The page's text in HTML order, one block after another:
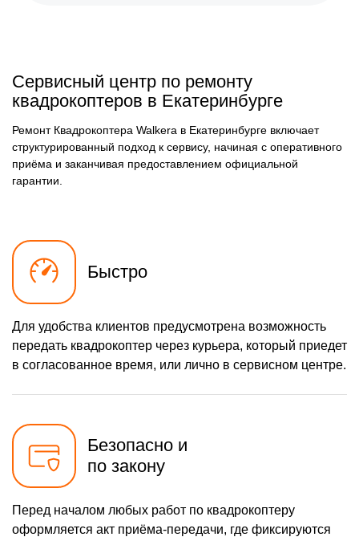
Сервисный центр по ремонту
квадрокоптеров в Екатеринбурге
Ремонт Квадрокоптера Walkera в Екатеринбурге включает
структурированный подход к сервису, начиная с оперативного
приёма и заканчивая предоставлением официальной
гарантии.
Быстро
Для удобства клиентов предусмотрена возможность
передать квадрокоптер через курьера, который приедет
в согласованное время, или лично в сервисном центре.
Безопасно и
по закону
Перед началом любых работ по квадрокоптеру
оформляется акт приёма-передачи, где фиксируются